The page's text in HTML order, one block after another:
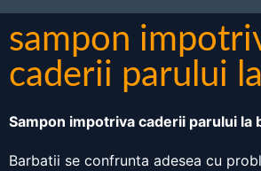
sampon
caderii parului
Sampon impotriva caderii parului la
Barbatii se confrunta adesea cu